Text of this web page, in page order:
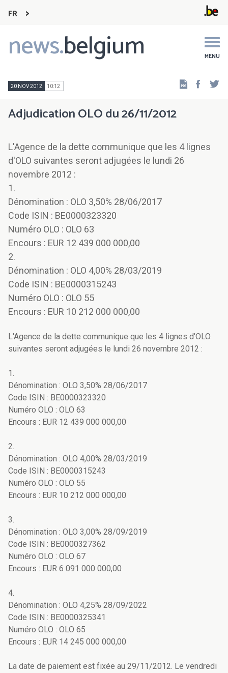
FR
news.belgium MENU
Main
navigation
20 NOV 2012 10:12
Adjudication OLO du 26/11/2012
L'Agence de la dette communique que les 4 lignes
d'OLO suivantes seront adjugées le lundi 26
novembre 2012 :
1.
Dénomination : OLO 3,50% 28/06/2017
Code ISIN : BE0000323320
Numéro OLO : OLO 63
Encours : EUR 12 439 000 000,00
2.
Dénomination : OLO 4,00% 28/03/2019
Code ISIN : BE0000315243
Numéro OLO : OLO 55
Encours : EUR 10 212 000 000,00
L'Agence de la dette communique que les 4 lignes d'OLO
suivantes seront adjugées le lundi 26 novembre 2012 :
1.
Dénomination : OLO 3,50% 28/06/2017
Code ISIN : BE0000323320
Numéro OLO : OLO 63
Encours : EUR 12 439 000 000,00
2.
Dénomination : OLO 4,00% 28/03/2019
Code ISIN : BE0000315243
Numéro OLO : OLO 55
Encours : EUR 10 212 000 000,00
3.
Dénomination : OLO 3,00% 28/09/2019
Code ISIN : BE0000327362
Numéro OLO : OLO 67
Encours : EUR 6 091 000 000,00
4.
Dénomination : OLO 4,25% 28/09/2022
Code ISIN : BE0000325341
Numéro OLO : OLO 65
Encours : EUR 14 245 000 000,00
La date de paiement est fixée au 29/11/2012. Le vendredi